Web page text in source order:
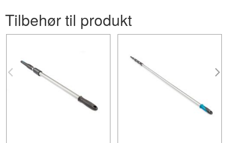
Tilbehør til produkt